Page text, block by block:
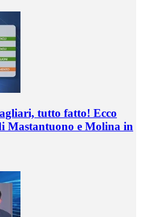
tutto fatto! Ecco
Mastantuono e Molina in